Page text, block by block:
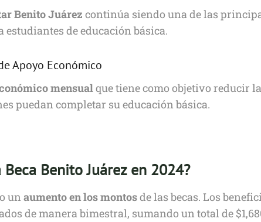
Benito Juárez continúa siendo una de las
de educación básica.
Apoyo Económico
mensualque tiene como objetivo reducir
puedan completar su educación básica.
Benito Juárez en 2024?
unaumento en los montosde las becas. Los
de manera bimestral, sumando un total de